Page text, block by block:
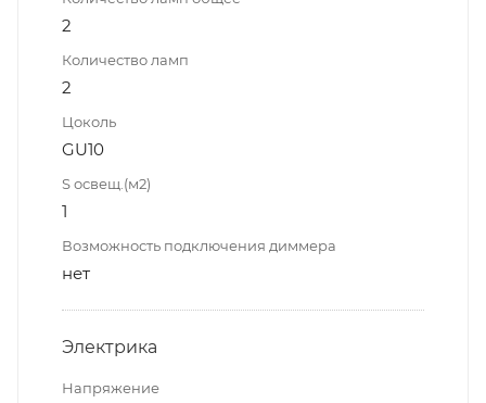
2
Количество ламп
2
Цоколь
GU10
S освещ.(м2)
1
Возможность подключения диммера
нет
Электрика
Напряжение